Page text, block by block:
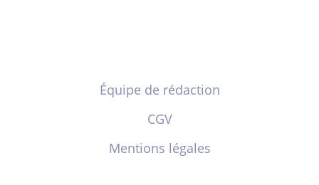
Équipe de rédaction
CGV
Mentions légales